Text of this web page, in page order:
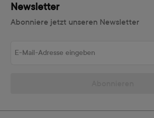
Newsletter
Abonniere jetzt unseren Newsletter